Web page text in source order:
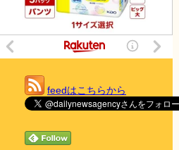
feedはこちらから